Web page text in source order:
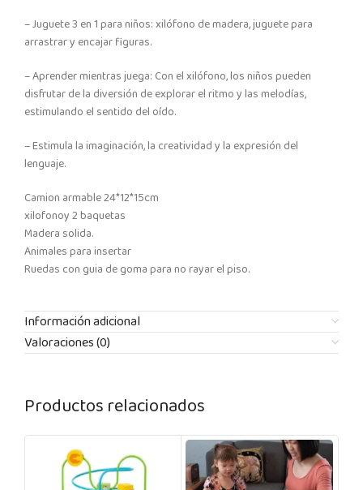
– Juguete 3 en 1 para niños: xilófono de madera, juguete para
arrastrar y encajar figuras.
– Aprender mientras juega: Con el xilófono, los niños pueden
disfrutar de la diversión de explorar el ritmo y las melodías,
estimulando el sentido del oído.
– Estimula la imaginación, la creatividad y la expresión del
lenguaje.
Camion armable 24*12*15cm
xilofonoy 2 baquetas
Madera solida.
Animales para insertar
Ruedas con guia de goma para no rayar el piso.
Información adicional
Valoraciones (0)
Productos relacionados